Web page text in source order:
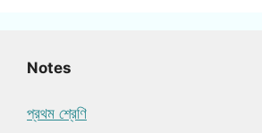
Notes
প্রথম শ্রেণি